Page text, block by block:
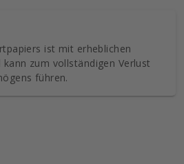
ist mit erheblichen
kann zum vollständigen Verlust
führen.